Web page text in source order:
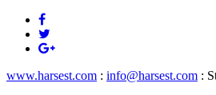
www.harsest.com : info@harsest.com :